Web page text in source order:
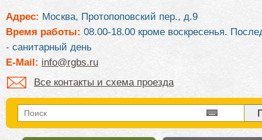
Адрес: Москва, Протопоповский пер., д.9
Время работы: 08.00-18.00 кроме воскресенья.
- санитарный день
E-Mail: info@rgbs.ru
Все контакты и схема проезда